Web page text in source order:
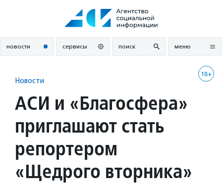
новости сервисы поиск меню
18+
Новости
АСИ и «Благосфера»
приглашают стать
репортером
«Щедрого вторника»